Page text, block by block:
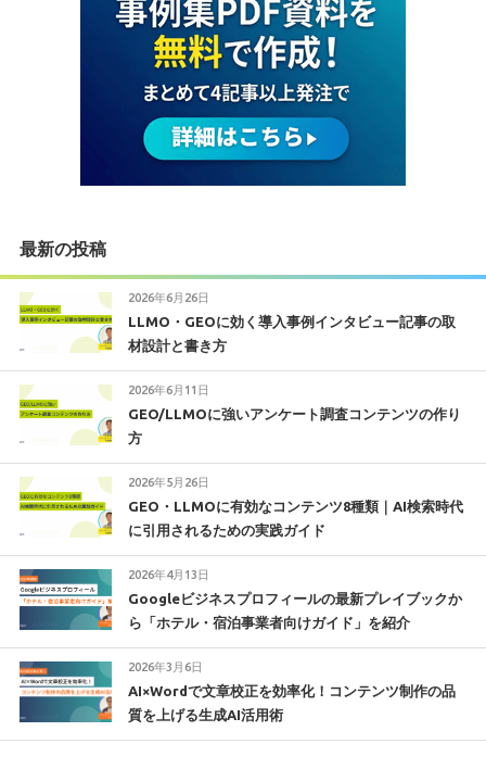
最新の投稿
2026年6月26日
LLMO・GEOに効く導入事例インタビュー記事の取
材設計と書き方
2026年6月11日
GEO/LLMOに強いアンケート調査コンテンツの作り
方
2026年5月26日
GEO・LLMOに有効なコンテンツ8種類｜AI検索時代
に引用されるための実践ガイド
2026年4月13日
Googleビジネスプロフィールの最新プレイブックか
ら「ホテル・宿泊事業者向けガイド」を紹介
2026年3月6日
AI×Wordで文章校正を効率化！コンテンツ制作の品
質を上げる生成AI活用術